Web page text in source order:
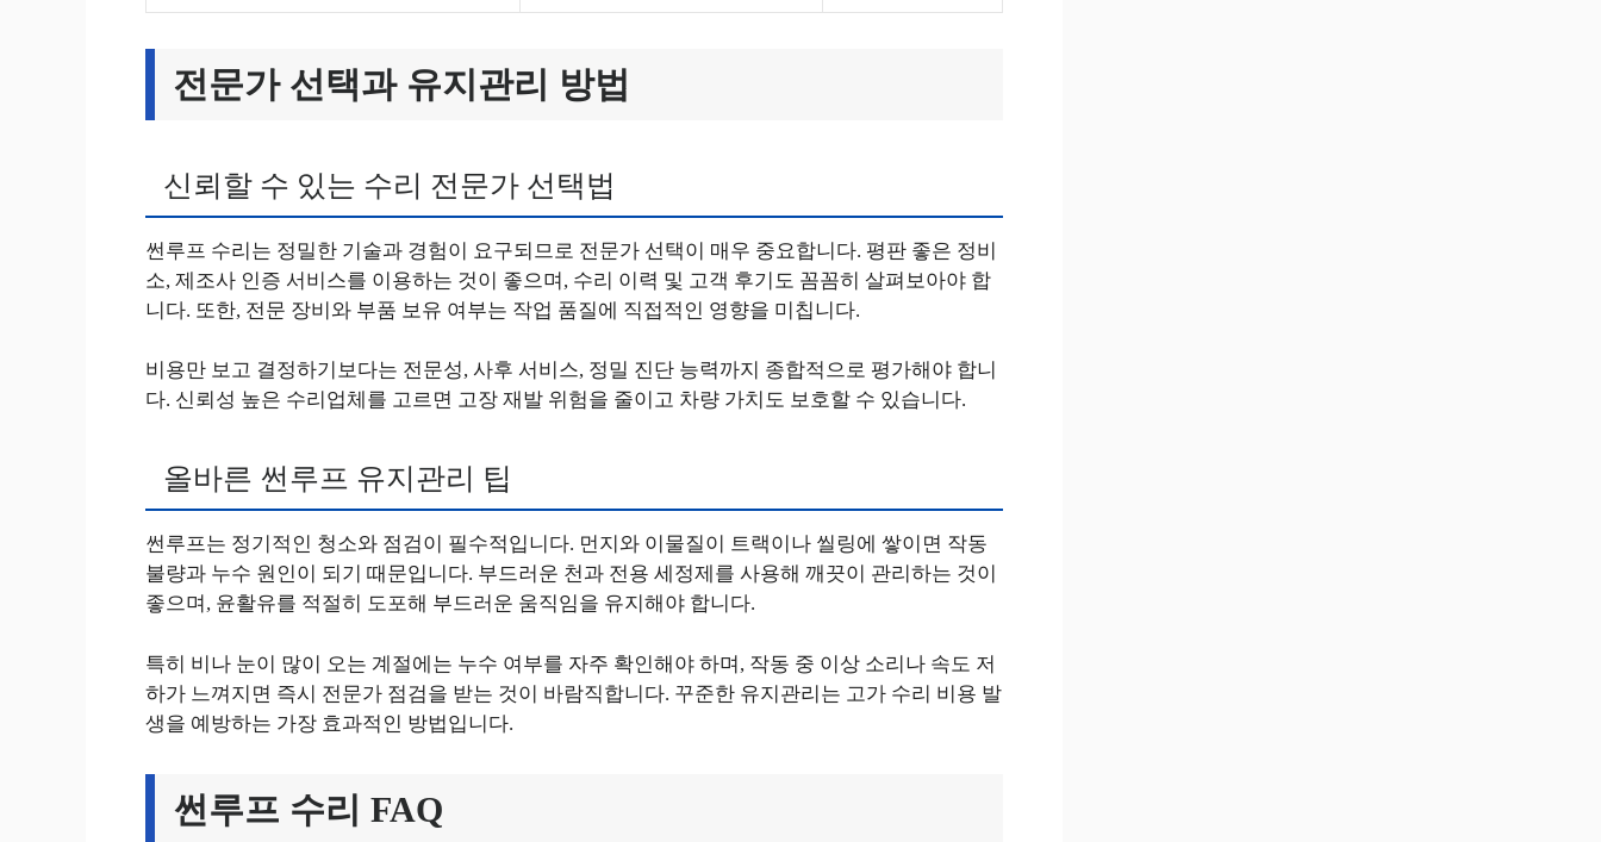
전문가 선택과 유지관리 방법
신뢰할 수 있는 수리 전문가 선택법
썬루프 수리는 정밀한 기술과 경험이 요구되므로 전문가 선택이 매우 중요합니다. 평판 좋은 정비
소, 제조사 인증 서비스를 이용하는 것이 좋으며, 수리 이력 및 고객 후기도 꼼꼼히 살펴보아야 합
니다. 또한, 전문 장비와 부품 보유 여부는 작업 품질에 직접적인 영향을 미칩니다.
비용만 보고 결정하기보다는 전문성, 사후 서비스, 정밀 진단 능력까지 종합적으로 평가해야 합니
다. 신뢰성 높은 수리업체를 고르면 고장 재발 위험을 줄이고 차량 가치도 보호할 수 있습니다.
올바른 썬루프 유지관리 팁
썬루프는 정기적인 청소와 점검이 필수적입니다. 먼지와 이물질이 트랙이나 씰링에 쌓이면 작동
불량과 누수 원인이 되기 때문입니다. 부드러운 천과 전용 세정제를 사용해 깨끗이 관리하는 것이
좋으며, 윤활유를 적절히 도포해 부드러운 움직임을 유지해야 합니다.
특히 비나 눈이 많이 오는 계절에는 누수 여부를 자주 확인해야 하며, 작동 중 이상 소리나 속도 저
하가 느껴지면 즉시 전문가 점검을 받는 것이 바람직합니다. 꾸준한 유지관리는 고가 수리 비용 발
생을 예방하는 가장 효과적인 방법입니다.
썬루프 수리 FAQ